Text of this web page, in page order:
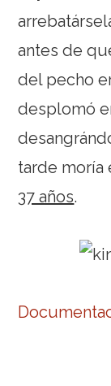
antes de
del pecho
desplomó
tarde moría
37 años.